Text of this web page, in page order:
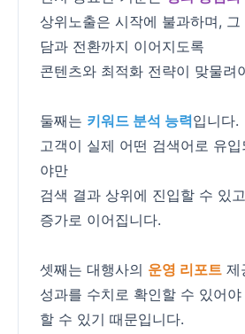
상위노출은 시작에 불과하며,
담과 전환까지 이어지도록
콘텐츠와 최적화 전략이 맞물려
둘째는 키워드 분석 능력입니다.
고객이 실제 어떤 검색어로 유
야만
검색 결과 상위에 진입할 수 있
증가로 이어집니다.
셋째는 대행사의 운영 리포트 제
성과를 수치로 확인할 수 있어
할 수 있기 때문입니다.